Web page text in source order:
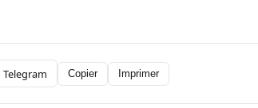
Telegram Copier Imprimer